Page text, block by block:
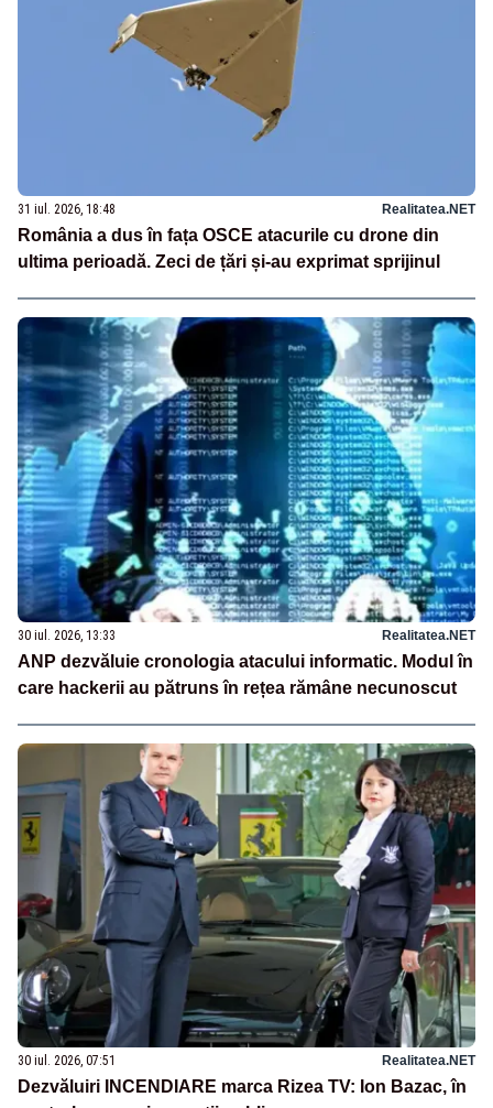
31 iul. 2026, 18:48 Realitatea.NET
România a dus în fața OSCE atacurile cu drone din
ultima perioadă. Zeci de țări și-au exprimat sprijinul
30 iul. 2026, 13:33 Realitatea.NET
ANP dezvăluie cronologia atacului informatic. Modul în
care hackerii au pătruns în rețea rămâne necunoscut
30 iul. 2026, 07:51 Realitatea.NET
Dezvăluiri INCENDIARE marca Rizea TV: Ion Bazac, în